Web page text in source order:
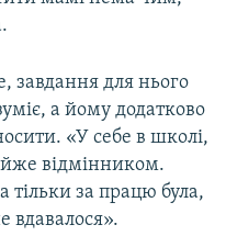
завдання для нього
а йому додатково
«У себе в школі,
відмінником.
тільки за працю була,
вдавалося».